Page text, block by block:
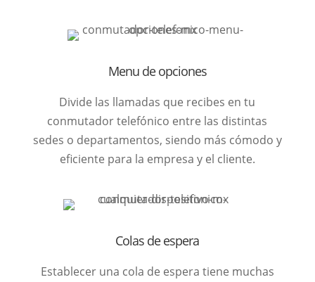
Menu de opciones
Divide las llamadas que recibes en tu
conmutador telefónico entre las distintas
sedes o departamentos, siendo más cómodo y
eficiente para la empresa y el cliente.
Colas de espera
Establecer una cola de espera tiene muchas